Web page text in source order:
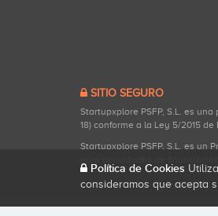
SITIO SEGURO
Startupxplore PSFP, S.L. es
18) conforme a la Ley 5/2015
Startupxplore PSFP, S.L. es un
Política de Cookies
consideramos que acepta